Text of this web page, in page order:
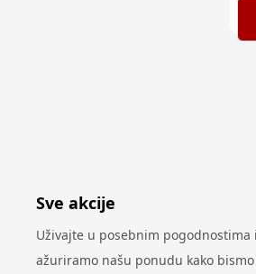
Sve akcije
Uživajte u posebnim
ažuriramo našu ponudu kako